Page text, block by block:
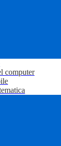
computer